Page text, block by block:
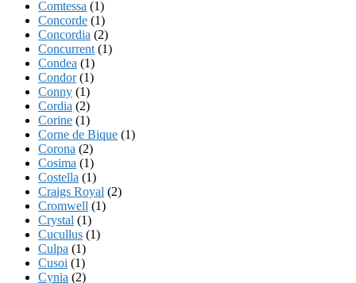
Comtessa (1)
Concorde (1)
Concordia (2)
Concurrent (1)
Condea (1)
Condor(1)
Conny (1)
Cordia (2)
Corine (1)
Corne de Bique (1)
Corona (2)
Cosima (1)
Costella (1)
Craigs Royal (2)
Cromwell (1)
Crystal (1)
Cucullus (1)
Culpa (1)
Cusoi (1)
Cynia (2)